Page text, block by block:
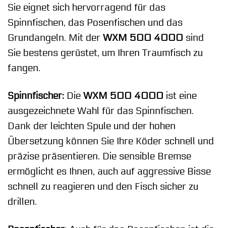
Sie eignet sich hervorragend für das
Spinnfischen, das Posenfischen und das
Grundangeln. Mit der WXM 500 4000 sind
Sie bestens gerüstet, um Ihren Traumfisch zu
fangen.
Spinnfischer: Die WXM 500 4000 ist eine
ausgezeichnete Wahl für das Spinnfischen.
Dank der leichten Spule und der hohen
Übersetzung können Sie Ihre Köder schnell und
präzise präsentieren. Die sensible Bremse
ermöglicht es Ihnen, auch auf aggressive Bisse
schnell zu reagieren und den Fisch sicher zu
drillen.